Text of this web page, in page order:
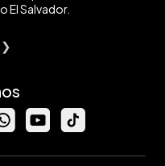
El Salvador.
❯